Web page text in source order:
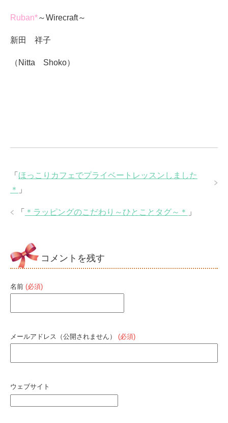
Ruban*～Wirecraft～
新田 祥子
（Nitta Shoko）
「 ほっこりカフェでプライベートレッスンしました
＊
」
「 ＊ラッピングのこだわり～ひとことタグ～＊ 」
コメントを残す
名前 (必須)
メールアドレス（公開されません） (必須)
ウェブサイト